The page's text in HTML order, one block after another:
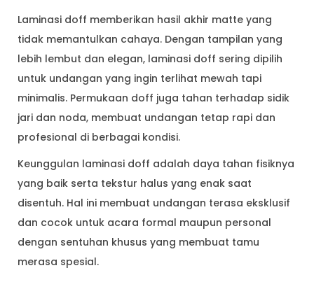
Laminasi doff memberikan hasil akhir matte yang
tidak memantulkan cahaya. Dengan tampilan yang
lebih lembut dan elegan, laminasi doff sering dipilih
untuk undangan yang ingin terlihat mewah tapi
minimalis. Permukaan doff juga tahan terhadap sidik
jari dan noda, membuat undangan tetap rapi dan
profesional di berbagai kondisi.
Keunggulan laminasi doff adalah daya tahan fisiknya
yang baik serta tekstur halus yang enak saat
disentuh. Hal ini membuat undangan terasa eksklusif
dan cocok untuk acara formal maupun personal
dengan sentuhan khusus yang membuat tamu
merasa spesial.